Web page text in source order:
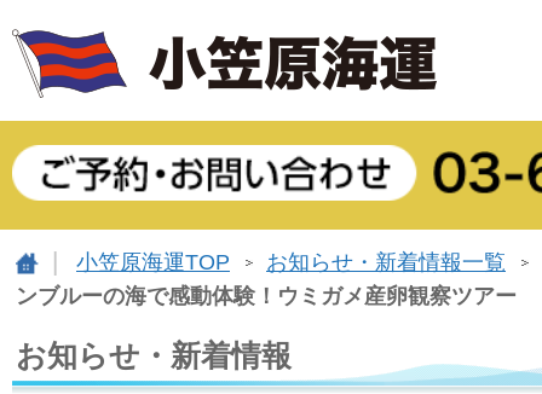
小笠原海運TOP
お知らせ・新着情報一覧
ンブルーの海で感動体験！ウミガメ産卵観察ツアー
お知らせ・新着情報